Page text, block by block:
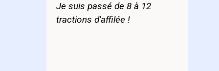
Je suis passé de 8 à 12
tractions d'affilée !